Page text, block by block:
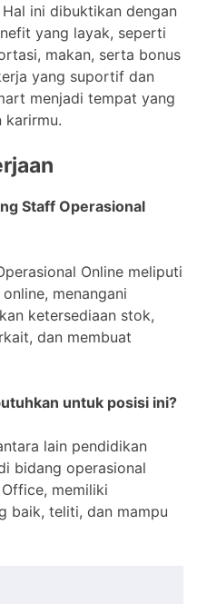
ini dibuktikan dengan
yang layak, seperti
makan, serta bonus
yang suportif dan
menjadi tempat yang
karirmu.
Staff Operasional
Online meliputi
menangani
ketersediaan stok,
dan membuat
untuk posisi ini?
lain pendidikan
bidang operasional
memiliki
baik, teliti, dan mampu